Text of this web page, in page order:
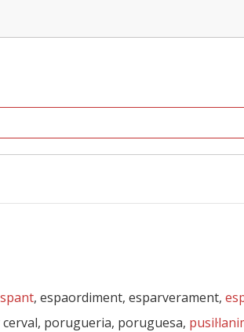
, espaordiment, esparverament,
cerval, porugueria, poruguesa,